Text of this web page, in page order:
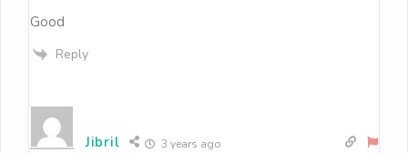
Good
Reply
Jibril 3 years ago